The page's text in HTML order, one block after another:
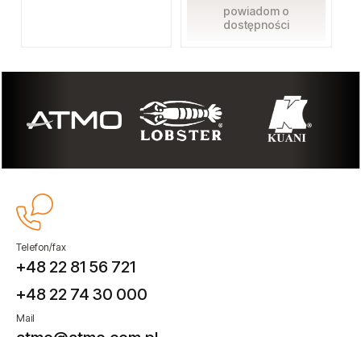
powiadom o
dostępności
Telefon/fax
+48 22 81 56 721
+48 22 74 30 000
Mail